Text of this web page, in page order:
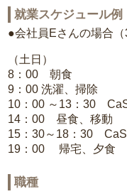
就業スケジュール例
●会社員Eさんの場合（
（土日）
8：00 朝食
9：00 洗濯、掃除
10：00 ～13：30
14：00 昼食、移動
15：30～18：30
19：00 帰宅、夕食
職種